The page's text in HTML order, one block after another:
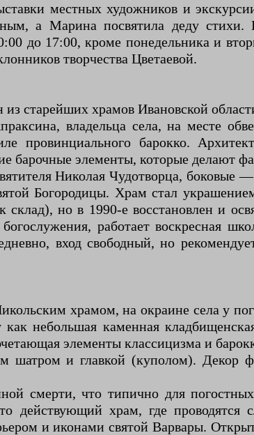
местных художников и
а Марина посвятила деду
до 17:00, кроме понедельника и
творчества Цветаевой.
старейших храмов Ивановской
владельца села, на месте
провинциального барокко.
барочные элементы, которые делают
Николая Чудотворца, боковые
Богородицы. Храм стал
но в 1990-е восстановлен и
работает воскресная
вход свободный, но
храмом, на окраине села у
небольшая каменная
элементы классицизма и
шатром и главкой (куполом). Декор
смерти, что типично для
действующий храм, где
и иконами святой Варвары.